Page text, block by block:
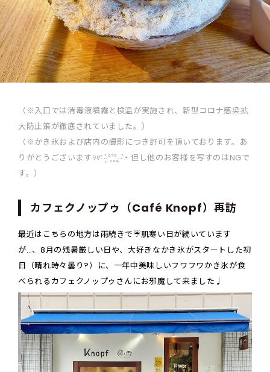
（※入口では消毒液噴霧と検温が実施され、新型コロナ感染拡
大防止策が徹底されていました。）
（※かき氷および店内の撮影につき許可を頂いております。あ
りがとうございます୨୧‧̍̊·̊‧̥°̩̥˚̩̩̥͙°̩̥‧̥·̊‧但し他のお客様を写すのはNGで
す。）
カフェクノップゥ（Café Knopf）再訪
最近はこちらの地方は雨続きで☔️肌寒い日が続いています
が…、8月の残暑厳しい日や、大好きなかき氷がスタートした初
日（晴れ時々曇り?）に、一年中美味しいフワフワかき氷が食
べられるカフェクノップゥさんにお邪魔して来ました♩